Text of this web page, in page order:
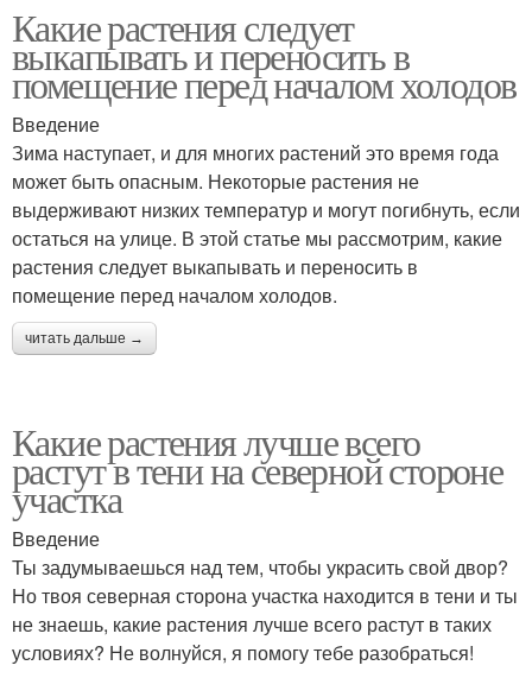
Какие растения следует
выкапывать и переносить в
помещение перед началом холодов
Введение
Зима наступает, и для многих растений это время года
может быть опасным. Некоторые растения не
выдерживают низких температур и могут погибнуть, если
остаться на улице. В этой статье мы рассмотрим, какие
растения следует выкапывать и переносить в
помещение перед началом холодов.
читать дальше →
Какие растения лучше всего
растут в тени на северной стороне
участка
Введение
Ты задумываешься над тем, чтобы украсить свой двор?
Но твоя северная сторона участка находится в тени и ты
не знаешь, какие растения лучше всего растут в таких
условиях? Не волнуйся, я помогу тебе разобраться!